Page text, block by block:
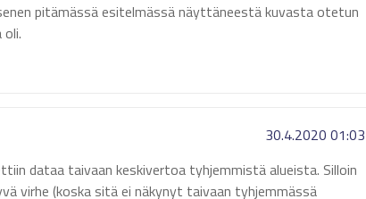
pitämässä esitelmässä näyttäneestä kuvasta otetun
30.4.2020 01:03
dataa taivaan keskivertoa tyhjemmistä alueista. Silloin
virhe (koska sitä ei näkynyt taivaan tyhjemmässä